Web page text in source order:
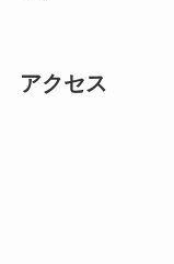
アクセス